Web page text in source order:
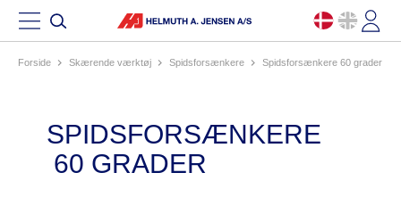
Forside skærende værktøj spidsforsænkere spidsforsænkere 60 grader
SPIDSFORSÆNKERE
60 GRADER